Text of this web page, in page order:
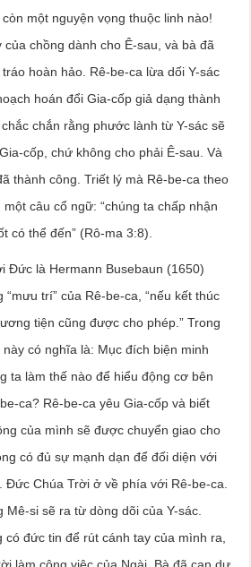
một nguyện vọng thuộc linh nào!
của chồng dành cho Ê-sau, và bà đã
hoàn hảo. Rê-be-ca lừa dối Y-sác
hoán đổi Gia-cốp giả dạng thành
chắn rằng phước lành từ Y-sác sẽ
cốp, chứ không cho phải Ê-sau. Và
thành công. Triết lý mà Rê-be-ca theo
câu cổ ngữ: “chúng ta chấp nhận
có thể đến” (Rô-ma 3:8).
Đức là Hermann Busebaun (1650)
trí” của Rê-be-ca, “nếu kết thúc
tiện cũng được cho phép.” Trong
có nghĩa là: Mục đích biện minh
ta làm thế nào để hiểu động cơ bên
ca? Rê-be-ca yêu Gia-cốp và biết
của mình sẽ được chuyển giao cho
có đủ sự mạnh dạn để đối diện với
Đức Chúa Trời ở về phía với Rê-be-ca.
si sẽ ra từ dòng dõi của Y-sác.
có đức tin để rút cánh tay của mình ra,